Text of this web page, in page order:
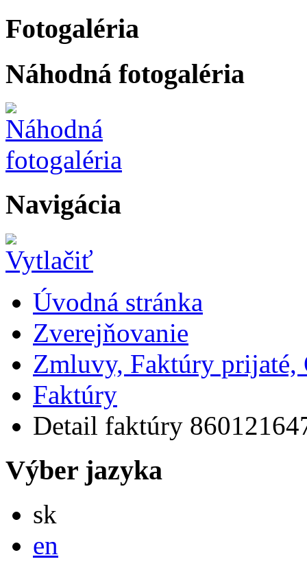
Fotogaléria
Náhodná fotogaléria
Navigácia
Úvodná stránka
Zverejňovanie
Zmluvy, Faktúry prijaté,
Faktúry
Detail faktúry
Výber jazyka
sk
en